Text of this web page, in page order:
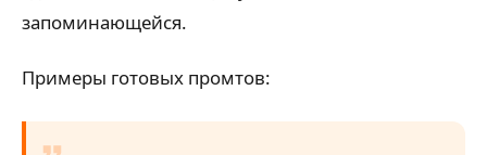
запоминающейся.
Примеры готовых промтов: